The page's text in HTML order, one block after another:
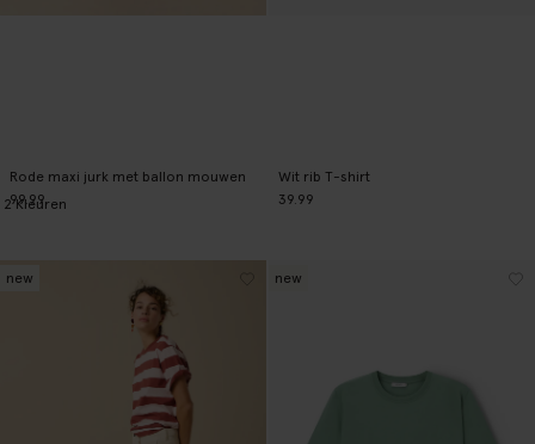
Rode maxi jurk met ballon mouwen
99.99
2Kleuren
Wit rib T-shirt
39.99
new new